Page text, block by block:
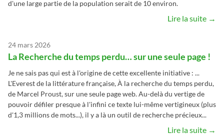
d'une large partie de la population serait de 10 environ.
Lire la suite →
24 mars 2026
La Recherche du temps perdu… sur une seule page !
Je ne sais pas qui est à l'origine de cette excellente initiative : ...
L'Everest de la littérature française, À la recherche du temps perdu,
de Marcel Proust, sur une seule page web. Au-delà du vertige de
pouvoir défiler presque à l'infini ce texte lui-même vertigineux (plus
d'1,3 millions de mots...), il y a là un outil de recherche précieux...
Lire la suite →